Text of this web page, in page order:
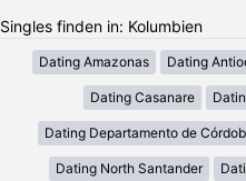
Singles finden in: Kolumbien
Dating Amazonas Dating
Dating Casanare
Dating Departamento de
Dating North Santander